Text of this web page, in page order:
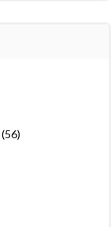
(56)